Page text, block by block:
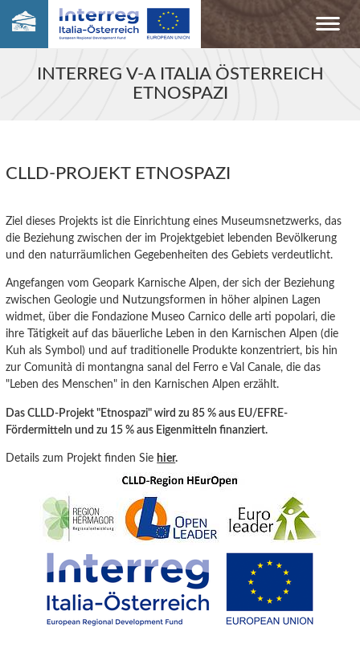
INTERREG V-A ITALIA ÖSTERREICH
ETNOSPAZI
CLLD-PROJEKT ETNOSPAZI
Ziel dieses Projekts ist die Einrichtung eines Museumsnetzwerks, das
die Beziehung zwischen der im Projektgebiet lebenden Bevölkerung
und den naturräumlichen Gegebenheiten des Gebiets verdeutlicht.
Angefangen vom Geopark Karnische Alpen, der sich der Beziehung
zwischen Geologie und Nutzungsformen in höher alpinen Lagen
widmet, über die Fondazione Museo Carnico delle arti popolari, die
ihre Tätigkeit auf das bäuerliche Leben in den Karnischen Alpen (die
Kuh als Symbol) und auf traditionelle Produkte konzentriert, bis hin
zur Comunità di montangna sanal del Ferro e Val Canale, diedas
"Leben des Menschen" in den Karnischen Alpen erzählt.
Das CLLD-Projekt "Etnospazi" wird zu 85 % aus EU/EFRE-
Fördermitteln und zu 15 % aus Eigenmitteln finanziert.
Details zum Projekt finden Sie hier.